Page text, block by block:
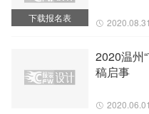
下载报名表
2020温州
稿启事